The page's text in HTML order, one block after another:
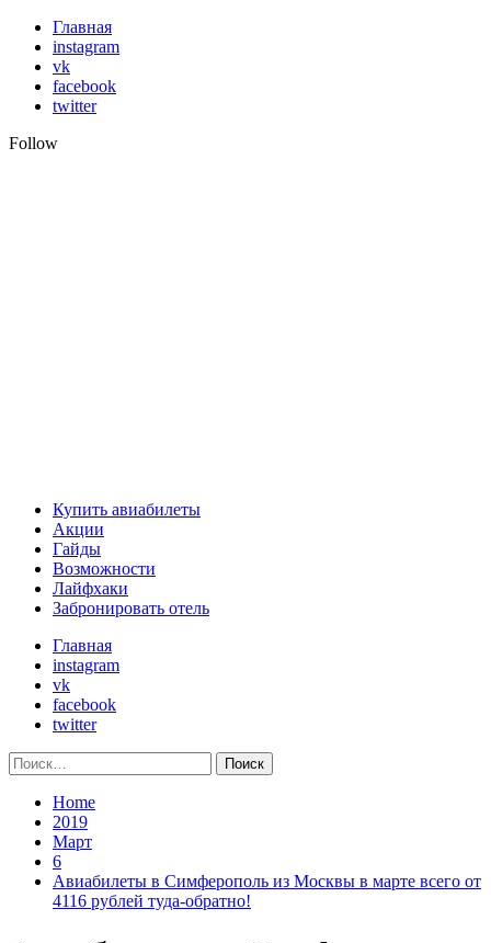
Skip
content
Главная
instagram
vk
facebook
twitter
Follow
Primary
Menu
Купить авиабилеты
Акции
Гайды
Возможности
Лайфхаки
Забронировать отель
Главная
instagram
vk
facebook
twitter
Найти:
Home
2019
Март
6
Авиабилеты в Симферополь из Москвы в марте всего от
4116 рублей туда-обратно!